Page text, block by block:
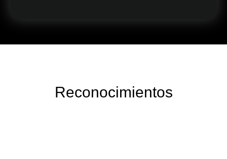
Reconocimientos